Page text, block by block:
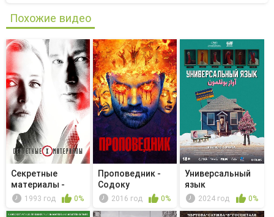
Похожие видео
Секретные
материалы -
Последний
1993 год 0%
Проповедник -
Содоку
2016 год 0%
Универсальный
язык
2024 год 0%